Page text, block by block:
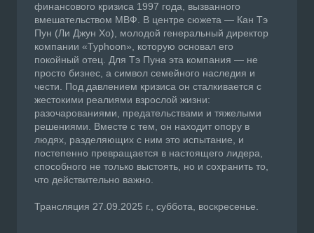
финансового кризиса 1997 года, вызванного
вмешательством МВФ. В центре сюжета — Кан Тэ
Пун (Ли Джун Хо), молодой генеральный директор
компании «Typhoon», которую основал его
покойный отец. Для Тэ Пуна эта компания — не
просто бизнес, а символ семейного наследия и
чести. Под давлением кризиса он сталкивается с
жестокими реалиями взрослой жизни:
разочарованиями, предательствами и тяжелыми
решениями. Вместе с тем, он находит опору в
людях, разделяющих с ним это испытание, и
постепенно превращается в настоящего лидера,
способного не только выстоять, но и сохранить то,
что действительно важно.
Трансляция 27.09.2025 г., суббота, воскресенье.